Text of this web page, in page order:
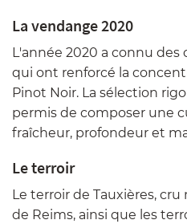
La vendange 2020
L'année 2020 a connu
qui ont renforcé la
Pinot Noir. La sélection
permis de composer une
fraîcheur, profondeur et
Le terroir
Le terroir de Tauxières,
de Reims, ainsi que les